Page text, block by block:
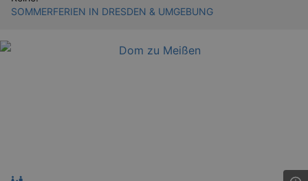
SOMMERFERIEN IN DRESDEN & UMGEBUNG